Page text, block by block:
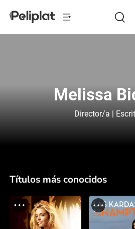
Melissa
Director/a |
Títulos más conocidos